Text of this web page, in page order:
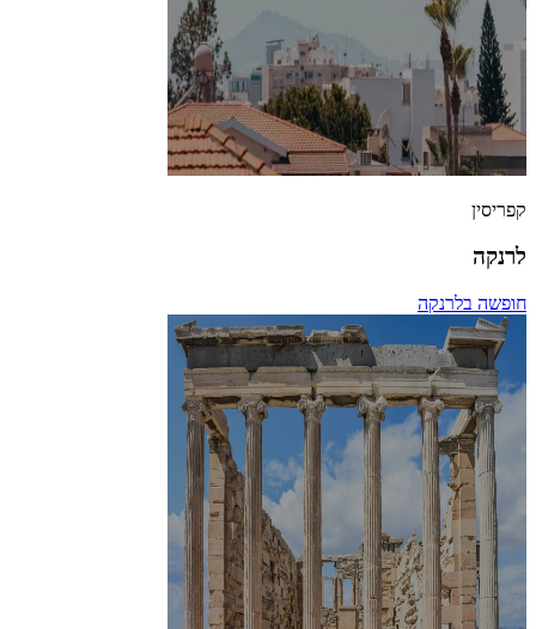
קפריסין
לרנקה
חופשה בלרנקה